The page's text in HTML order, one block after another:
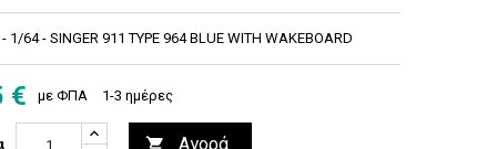
- 1/64 - SINGER 911 TYPE 964 BLUE WITH WAKEBOARD
€ με ΦΠΑ 1-3 ημέρες
 Αγορά